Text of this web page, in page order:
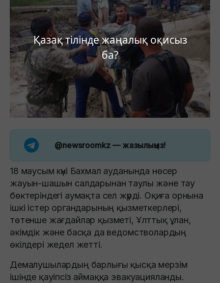
Қазақ тілінде жаңалық оқисыз
ба?
@newsroomkz — жазылыңыз!
18 маусым күні Бахмал ауданында нөсер
жауын-шашын салдарынан таулы және тау
бөктеріндегі аумақта сел жүрді. Оқиға орнына
ішкі істер органдарының қызметкерлері,
төтенше жағдайлар қызметі, Ұлттық ұлан,
әкімдік және басқа да ведомстволардың
өкілдері жедел жетті.
Демалушылардың барлығы қысқа мерзім
ішінде қауіпсіз аймаққа эвакуацияланды.